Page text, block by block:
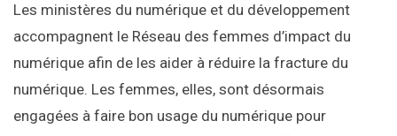
Les ministères du numérique et du développement
accompagnent le Réseau des femmes d’impact du
numérique afin de les aider à réduire la fracture du
numérique. Les femmes, elles, sont désormais
engagées à faire bon usage du numérique pour